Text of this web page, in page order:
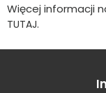
Więcej informacji
TUTAJ.